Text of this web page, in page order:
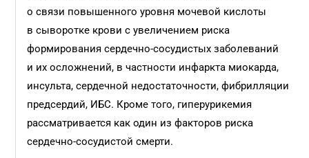
о связи повышенного уровня мочевой кислоты
в сыворотке крови с увеличением риска
формирования сердечно-сосудистых заболеваний
и их осложнений, в частности инфаркта миокарда,
инсульта, сердечной недостаточности, фибрилляции
предсердий, ИБС. Кроме того, гиперурикемия
рассматривается как один из факторов риска
сердечно-сосудистой смерти.